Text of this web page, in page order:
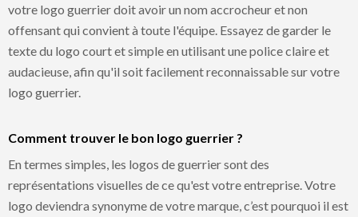
votre logo guerrier doit avoir un nom accrocheur et non
offensant qui convient à toute l'équipe. Essayez de garder le
texte du logo court et simple en utilisant une police claire et
audacieuse, afin qu'il soit facilement reconnaissable sur votre
logo guerrier.
Comment trouver le bon logo guerrier ?
En termes simples, les logos de guerrier sont des
représentations visuelles de ce qu'est votre entreprise. Votre
logo deviendra synonyme de votre marque, c’est pourquoi il est